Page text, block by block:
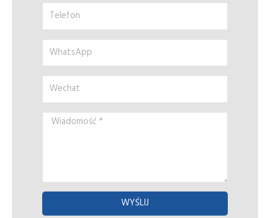
Telefon
WhatsApp
Wechat
Wiadomość
WYŚLIJ